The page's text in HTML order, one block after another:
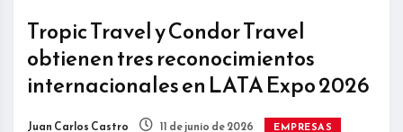
Tropic Travel y Condor Travel
obtienen tres reconocimientos
internacionales en LATA Expo 2026
Juan Carlos Castro 11 de junio de 2026 EMPRESAS